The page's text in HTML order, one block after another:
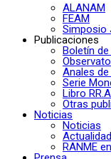
ALANAM
FEAM
Simposio
Publicaciones
Boletín
Anales de
Serie
Libro
Otras
Noticias
Noticias
RANME